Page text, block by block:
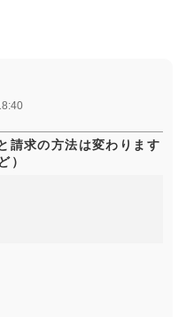
請求の方法は変わります
）